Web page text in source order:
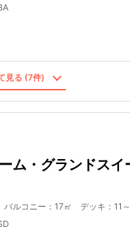
見る (7件)
ム・グランドスイ
ルコニー：17㎡ デッキ：11